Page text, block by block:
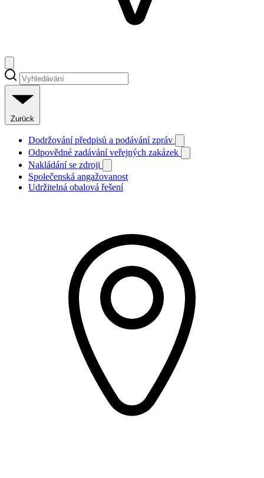
Zurück
Dodržování předpisů a podávání zpráv
Odpovědné zadávání veřejných zakázek
Nakládání se zdroji
Společenská angažovanost
Udržitelná obalová řešení